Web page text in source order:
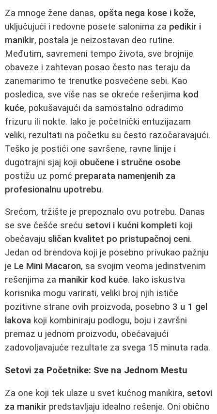
Za mnoge žene danas, opšta nega kose i kože,
uključujući i redovne posete salonima za pedikir i
manikir, postala je neizostavan deo rutine.
Međutim, savremeni tempo života, sve brojnije
obaveze i zahtevan posao često nas teraju da
zanemarimo te trenutke posvećene sebi. Kao
posledica, sve više nas se okreće rešenjima kod
kuće, pokušavajući da samostalno odradimo
frizuru ili nokte. Iako je početnički entuzijazam
veliki, rezultati na početku su često razočaravajući.
Teško je postići one savršene, ravne linije i
dugotrajni sjaj koji obučene i stručne osobe
postižu uz pomć preparata namenjenih za
profesionalnu upotrebu.
Srećom, tržište je prepoznalo ovu potrebu. Danas
se sve češće sreću setovi i kućni kompleti koji
obećavaju sličan kvalitet po pristupačnoj ceni.
Jedan od brendova koji je posebno privukao pažnju
je Le Mini Macaron, sa svojim veoma jedinstvenim
rešenjima za manikir kod kuće. Iako iskustva
korisnika mogu varirati, veliki broj njih ističe
pozitivne strane ovih proizvoda, posebno 3 u 1 gel
lakova koji kombiniraju podlogu, boju i završni
premaz u jednom proizvodu, obećavajući
zadovoljavajuće rezultate za svega 15 minuta rada.
Setovi za Početnike: Sve na Jednom Mestu
Za one koji tek ulaze u svet kućnog manikira, setovi
za manikir predstavljaju idealno rešenje. Oni obično